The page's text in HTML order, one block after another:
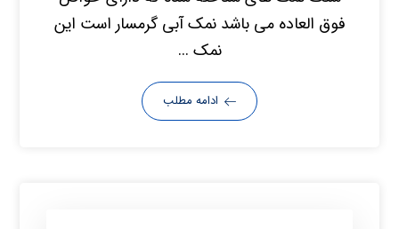
فوق العاده می باشد نمک آبی گرمسار است این
نمک ...
ادامه مطلب